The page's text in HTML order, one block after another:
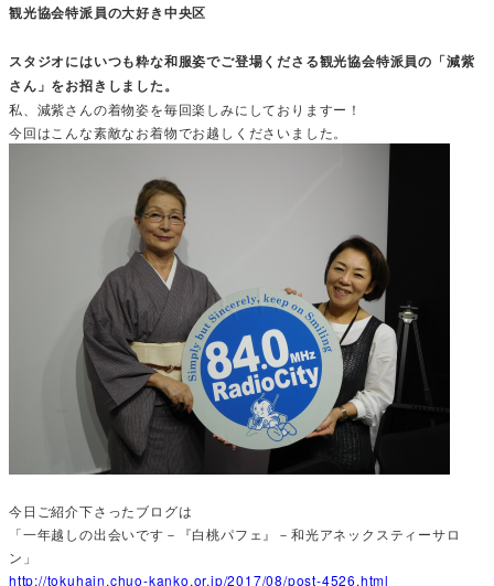
観光協会特派員の大好き中央区
スタジオにはいつも粋な和服姿でご登場くださる観光協会特派員の「減紫
さん」をお招きしました。
私、減紫さんの着物姿を毎回楽しみにしておりますー！
今回はこんな素敵なお着物でお越しくださいました。
今日ご紹介下さったブログは
「一年越しの出会いです－『白桃パフェ』－和光アネックスティーサロ
ン」
http://tokuhain.chuo-kanko.or.jp/2017/08/post-4526.html